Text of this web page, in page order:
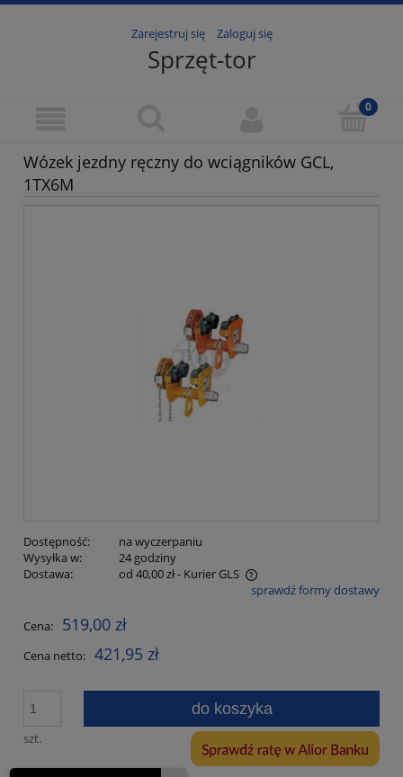
Zarejestruj się Zaloguj się
Sprzęt-tor
Wózek jezdny ręczny do wciągników GCL,
1TX6M
Dostępność:
na wyczerpaniu
Wysyłka w:
24 godziny
Dostawa:
od 40,00 zł- Kurier GLS
Cena nie zawiera ewentualnych kosztów płatnościsprawdź formy dostawy
Cena: 519,00 zł
Cena netto: 421,95 zł
szt.
do koszyka